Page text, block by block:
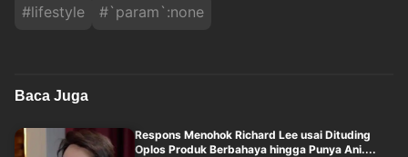
#lifestyle #`param`:none
Baca Juga
Respons Menohok Richard Lee usai Dituding
Oplos Produk Berbahaya hingga Punya Ani....